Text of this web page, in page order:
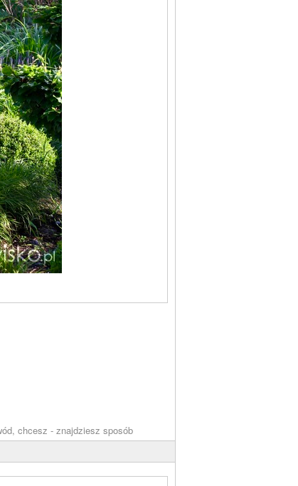
chcesz - znajdziesz sposób